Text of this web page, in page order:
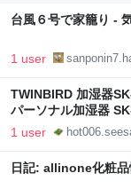
台風６号で家籠り -
1 user
TWINBIRD 加湿器
パーソナル加湿器
1 user
日記: allinone化粧品